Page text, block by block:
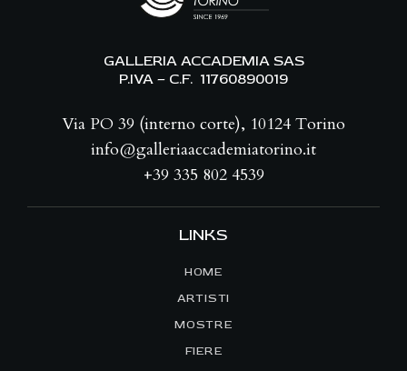
GALLERIA ACCADEMIA SAS
P.IVA – C.F. 11760890019
Via PO 39 (interno corte), 10124 Torino
info@galleriaaccademiatorino.it
+39 335 802 4539
LINKS
HOME
ARTISTI
MOSTRE
FIERE